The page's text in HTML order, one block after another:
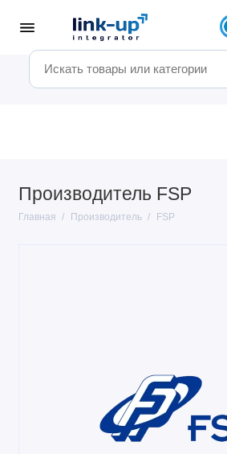
Производитель FSP
Главная Производитель FSP